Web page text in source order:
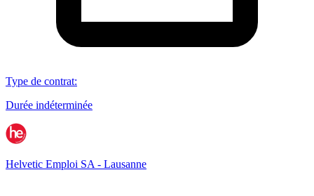
Type de contrat:
Durée indéterminée
Helvetic Emploi SA - Lausanne